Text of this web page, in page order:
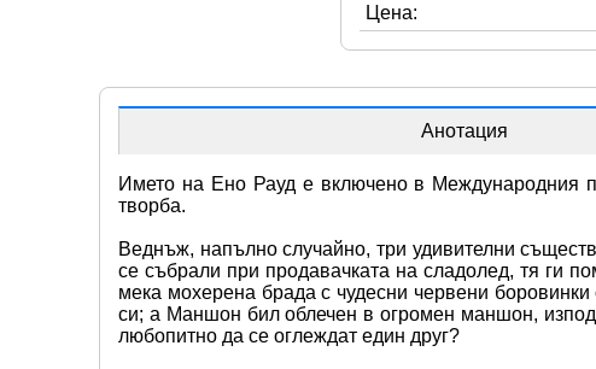
Цена:
Анотация
Името на Ено Рауд е включено в Международния
творба.
Веднъж, напълно случайно, три удивителни
се събрали при продавачката на сладолед, тя ги
мека мохерена брада с чудесни червени
си; а Маншон бил облечен в огромен маншон, изпод
любопитно да се оглеждат един друг?